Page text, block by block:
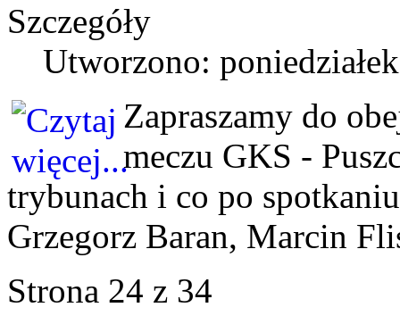
Szczegóły
Utworzono:
Zapraszamy do
meczu GKS -
trybunach i co po
Grzegorz Baran, Marcin
Strona 24 z 34